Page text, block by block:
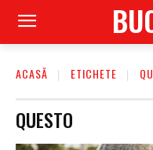
ACASĂ ETICHETE
QUESTO